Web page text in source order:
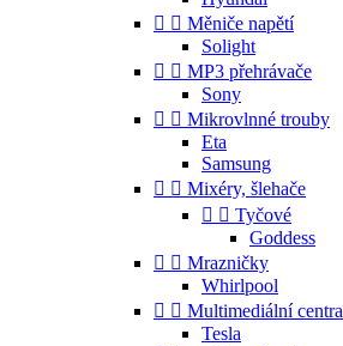
  Měniče napětí
Solight
  MP3 přehrávače
Sony
  Mikrovlnné trouby
Eta
Samsung
  Mixéry, šlehače
  Tyčové
Goddess
  Mrazničky
Whirlpool
  Multimediální centra
Tesla